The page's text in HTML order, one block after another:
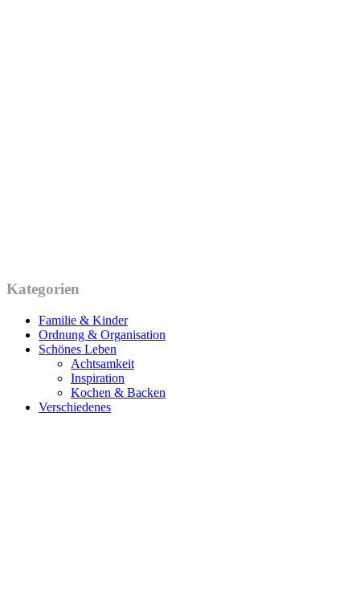
Kategorien
Familie & Kinder
Ordnung & Organisation
Schönes Leben
Achtsamkeit
Inspiration
Kochen & Backen
Verschiedenes